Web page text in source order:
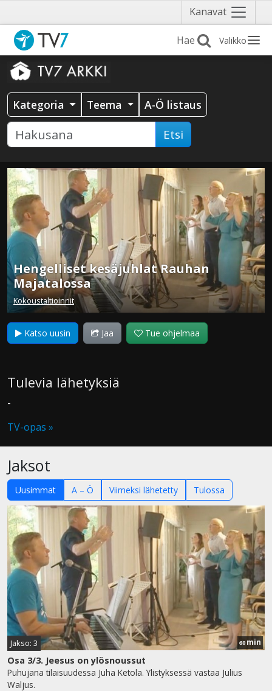
Kanavat Näytä
valikko
Valikko
Kategoria Teema A-Ö listaus
Etsi
Hengelliset kesäjuhlat Rauhan
Majatalossa
Kokoustaltioinnit
Katso uusin Jaa Tue ohjelmaa
Tulevia lähetyksiä
-
TV-opas »
Jaksot
Uusimmat A – Ö Viimeksi lähetetty Tulossa
Jakso: 3 60 min
Osa 3/3. Jeesus on ylösnoussut
Puhujana tilaisuudessa Juha Ketola. Ylistyksessä vastaa Julius
Waljus.